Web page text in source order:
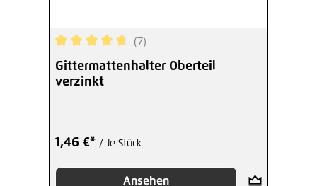
Durchschnittliche Bewertung von 4.86 von 5
(7)
Gittermattenhalter Oberteil
verzinkt
1,46 €* / Je Stück
Ansehen